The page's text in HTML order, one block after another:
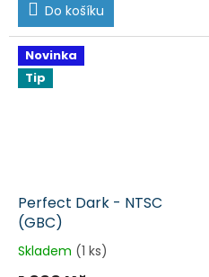
Do košíku
Novinka
Tip
Perfect Dark - NTSC
(GBC)
Skladem (1 ks)